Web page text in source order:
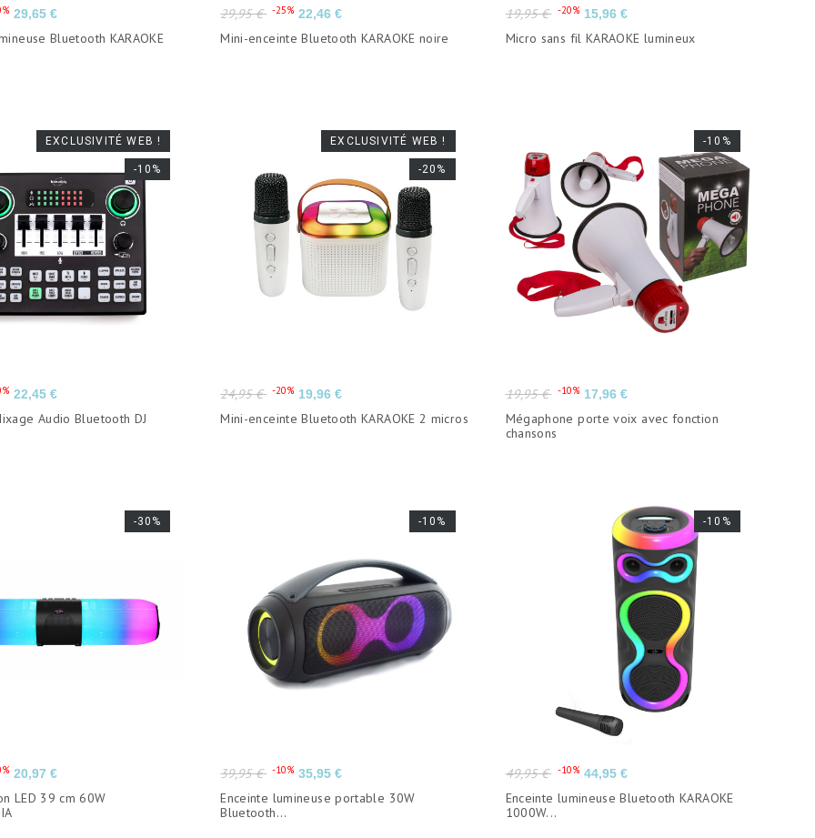
Prix
29,65 €
Bluetooth KARAOKE
Prix
de
base
29,95 € -25% Prix
22,46 €
Mini-enceinte Bluetooth KARAOKE noire
Prix
de
base
19,95 € -20% Prix
15,96 €
Micro sans fil KARAOKE lumineux
EXCLUSIVITÉ WEB !
-10%
Prix
22,45 €
Audio Bluetooth DJ
EXCLUSIVITÉ WEB !
-20%
Prix
de
base
24,95 € -20% Prix
19,96 €
Mini-enceinte Bluetooth KARAOKE 2 micros
-10%
Prix
de
base
19,95 € -10% Prix
17,96 €
Mégaphone porte voix avec fonction
chansons
-30%
Prix
20,97 €
LED 39 cm 60W
-10%
Prix
de
base
39,95 € -10% Prix
35,95 €
Enceinte lumineuse portable 30W
Bluetooth...
-10%
Prix
de
base
49,95 € -10% Prix
44,95 €
Enceinte lumineuse Bluetooth KARAOKE
1000W...